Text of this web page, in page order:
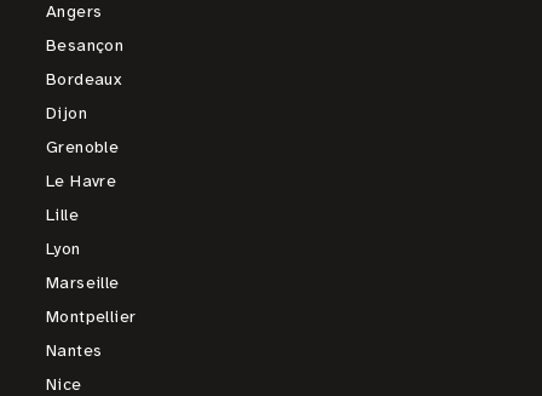
Angers
Besançon
Bordeaux
Dijon
Grenoble
Le Havre
Lille
Lyon
Marseille
Montpellier
Nantes
Nice